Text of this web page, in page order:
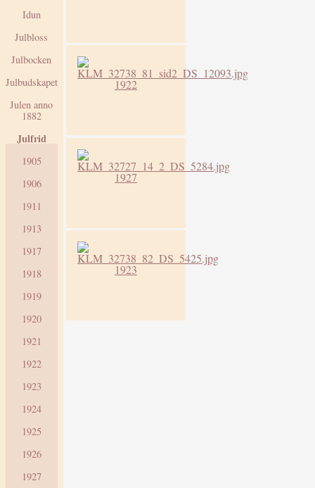
Idun
Julbloss
Julbocken
Julbudskapet
Julen anno
1882
Julfrid
1905
1906
1911
1913
1917
1918
1919
1920
1921
1922
1923
1924
1925
1926
1927
1922
1927
1923